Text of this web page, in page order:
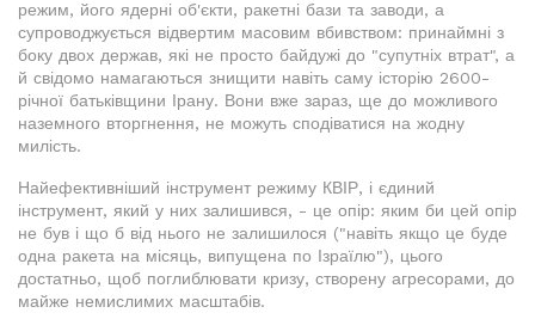
режим, його ядерні об'єкти, ракетні бази та заводи, а
супроводжується відвертим масовим вбивством: принаймні з
боку двох держав, які не просто байдужі до "супутніх втрат", а
й свідомо намагаються знищити навіть саму історію 2600-
річної батьківщини Ірану. Вони вже зараз, ще до можливого
наземного вторгнення, не можуть сподіватися на жодну
милість.
Найефективніший інструмент режиму КВІР, і єдиний
інструмент, який у них залишився, - це опір: яким би цей опір
не був і що б від нього не залишилося ("навіть якщо це буде
одна ракета на місяць, випущена по Ізраїлю"), цього
достатньо, щоб поглиблювати кризу, створену агресорами, до
майже немислимих масштабів.